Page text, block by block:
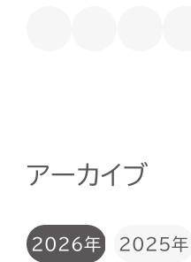
アーカイブ
2026年 2025年